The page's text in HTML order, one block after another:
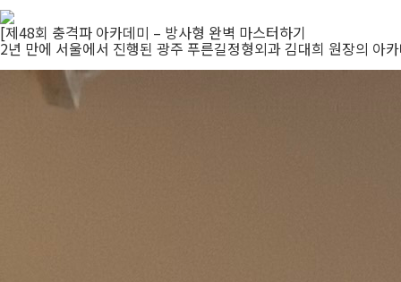
[제48회 충격파 아카데미 – 방사형 완벽 마스터하기
2년 만에 서울에서 진행된 광주 푸른길정형외과 김대희 원장의 아